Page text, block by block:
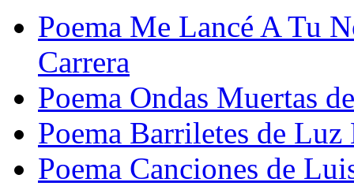
Poema Me Lancé A Tu
Carrera
Poema Ondas Muertas
Poema Barriletes de
Poema Canciones de